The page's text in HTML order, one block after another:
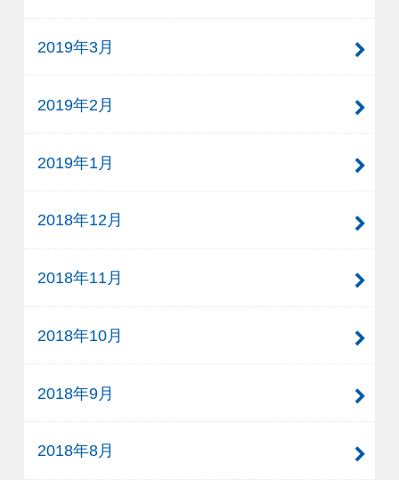
2019年3月
2019年2月
2019年1月
2018年12月
2018年11月
2018年10月
2018年9月
2018年8月